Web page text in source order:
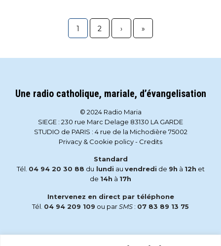
1 2 › »
Une radio catholique, mariale, d’évangelisation
© 2024 Radio Maria
SIEGE : 230 rue Marc Delage 83130 LA GARDE
STUDIO de PARIS : 4 rue de la Michodière 75002
Privacy & Cookie policy- Credits
Standard
Tél. 04 94 20 30 88 du lundi au vendredi de 9h à 12h et
de 14h à 17h
Intervenez en direct par téléphone
Tél. 04 94 209 109 ou parSMS : 07 83 89 13 75